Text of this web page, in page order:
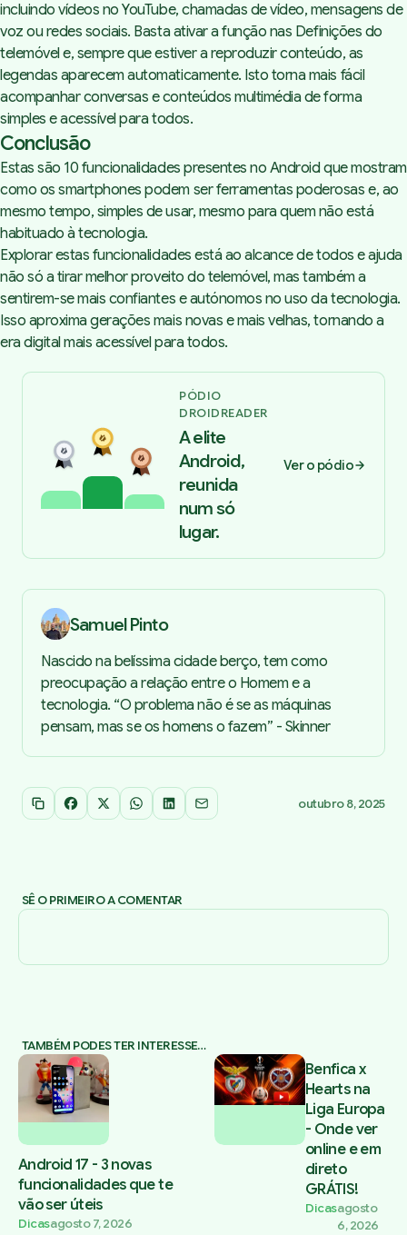
incluindo vídeos no YouTube, chamadas de vídeo, mensagens de
voz ou redes sociais. Basta ativar a função nas Definições do
telemóvel e, sempre que estiver a reproduzir conteúdo, as
legendas aparecem automaticamente. Isto torna mais fácil
acompanhar conversas e conteúdos multimédia de forma
simples e acessível para todos.
Conclusão
Estas são 10 funcionalidades presentes no Android que mostram
como os smartphones podem ser ferramentas poderosas e, ao
mesmo tempo, simples de usar, mesmo para quem não está
habituado à tecnologia.
Explorar estas funcionalidades está ao alcance de todos e ajuda
não só a tirar melhor proveito do telemóvel, mas também a
sentirem-se mais confiantes e autónomos no uso da tecnologia.
Isso aproxima gerações mais novas e mais velhas, tornando a
era digital mais acessível para todos.
PÓDIO
DROIDREADER
A elite
Android,
reunida
num só
lugar.
Ver o pódio
Samuel Pinto
Nascido na belíssima cidade berço, tem como
preocupação a relação entre o Homem e a
tecnologia. “O problema não é se as máquinas
pensam, mas se os homens o fazem” - Skinner
Copiar link
Facebook
X WhatsApp
LinkedInEmail outubro 8, 2025
SÊ O PRIMEIRO A COMENTAR
TAMBÉM PODES TER INTERESSE…
Android 17 - 3 novas
funcionalidades que te
vão ser úteis
Dicasagosto 7, 2026
Benfica x
Hearts na
Liga Europa
- Onde ver
online e em
direto
GRÁTIS!
Dicasagosto
6, 2026